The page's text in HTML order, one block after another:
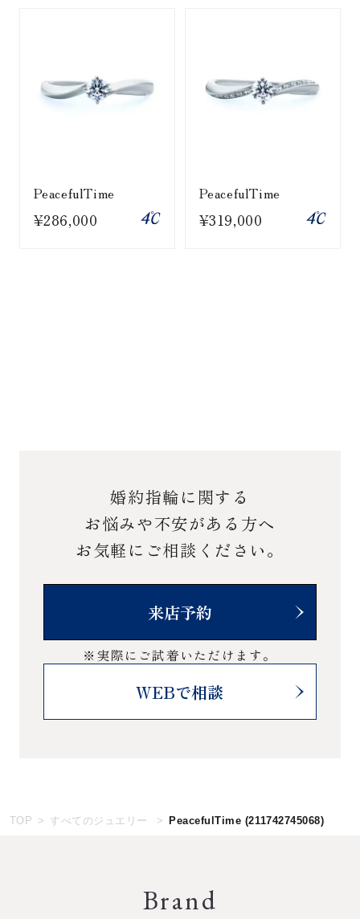
PeacefulTime
¥286,000
PeacefulTime
¥319,000
婚約指輪に関する
お悩みや不安がある方へ
お気軽にご相談ください。
来店予約
※実際にご試着いただけます。
WEBで相談
TOP すべてのジュエリー PeacefulTime (211742745068)
Brand